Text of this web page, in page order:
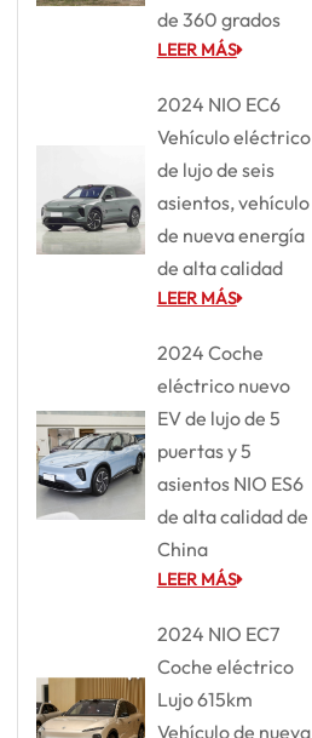
de 360 grados
LEER MÁS
2024 NIO EC6
Vehículo eléctrico
de lujo de seis
asientos, vehículo
de nueva energía
de alta calidad
LEER MÁS
2024 Coche
eléctrico nuevo
EV de lujo de 5
puertas y 5
asientos NIO ES6
de alta calidad de
China
LEER MÁS
2024 NIO EC7
Coche eléctrico
Lujo 615km
Vehículo de nueva